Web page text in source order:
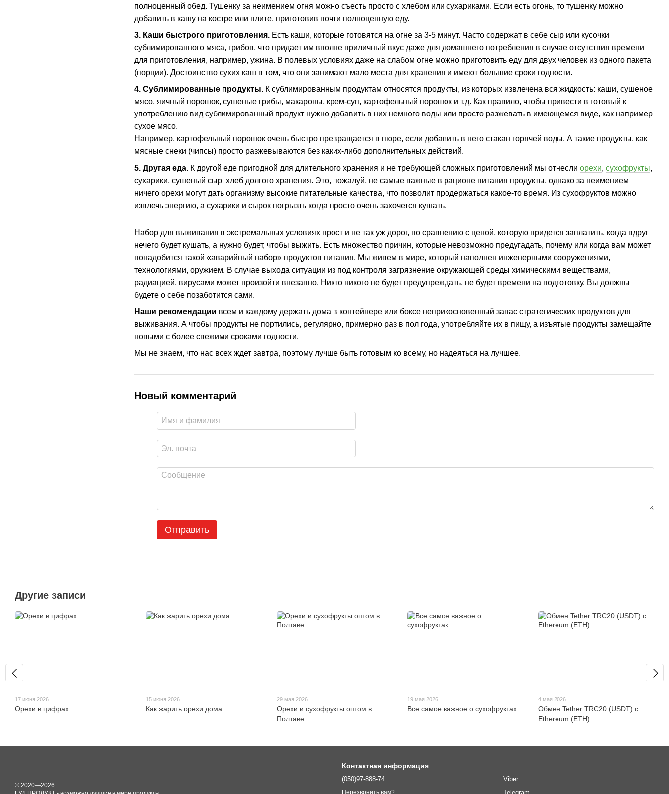
полноценный обед. Тушенку за неимением огня можно съесть просто с хлебом или сухариками. Если есть огонь, то тушенку можно
добавить в кашу на костре или плите, приготовив почти полноценную еду.
3. Каши быстрого приготовления. Есть каши, которые готовятся на огне за 3-5 минут. Часто содержат в себе сыр или кусочки
сублимированного мяса, грибов, что придает им вполне приличный вкус даже для домашнего потребления в случае отсутствия времени
для приготовления, например, ужина. В полевых условиях даже на слабом огне можно приготовить еду для двух человек из одного пакета
(порции). Достоинство сухих каш в том, что они занимают мало места для хранения и имеют большие сроки годности.
4. Сублимированные продукты. К сублимированным продуктам относятся продукты, из которых извлечена вся жидкость: каши, сушеное
мясо, яичный порошок, сушеные грибы, макароны, крем-суп, картофельный порошок и т.д. Как правило, чтобы привести в готовый к
употреблению вид сублимированный продукт нужно добавить в них немного воды или просто разжевать в имеющемся виде, как например
сухое мясо.
Например, картофельный порошок очень быстро превращается в пюре, если добавить в него стакан горячей воды. А такие продукты, как
мясные снеки (чипсы) просто разжевываются без каких-либо дополнительных действий.
5. Другая еда. К другой еде пригодной для длительного хранения и не требующей сложных приготовлений мы отнесли орехи, сухофрукты,
сухарики, сушеный сыр, хлеб долгого хранения. Это, пожалуй, не самые важные в рационе питания продукты, однако за неимением
ничего орехи могут дать организму высокие питательные качества, что позволит продержаться какое-то время. Из сухофруктов можно
извлечь энергию, а сухарики и сырок погрызть когда просто очень захочется кушать.
Набор для выживания в экстремальных условиях прост и не так уж дорог, по сравнению с ценой, которую придется заплатить, когда вдруг
нечего будет кушать, а нужно будет, чтобы выжить. Есть множество причин, которые невозможно предугадать, почему или когда вам может
понадобится такой «аварийный набор» продуктов питания. Мы живем в мире, который наполнен инженерными сооружениями,
технологиями, оружием. В случае выхода ситуации из под контроля загрязнение окружающей среды химическими веществами,
радиацией, вирусами может произойти внезапно. Никто никого не будет предупреждать, не будет времени на подготовку. Вы должны
будете о себе позаботится сами.
Наши рекомендации всем и каждому держать дома в контейнере или боксе неприкосновенный запас стратегических продуктов для
выживания. А чтобы продукты не портились, регулярно, примерно раз в пол года, употребляйте их в пищу, а изъятые продукты замещайте
новыми с более свежими сроками годности.
Мы не знаем, что нас всех ждет завтра, поэтому лучше быть готовым ко всему, но надеяться на лучшее.
Новый комментарий
Отправить
Другие записи
17 июня 2026
Орехи в цифрах
15 июня 2026
Как жарить орехи дома
29 мая 2026
Орехи и сухофрукты оптом в
Полтаве
19 мая 2026
Все самое важное о сухофруктах
4 мая 2026
Обмен Tether TRC20 (USDT) с
Ethereum (ETH)
© 2020—2026
Контактная информация
(050)97-888-74
Перезвонить вам?
Viber
Telegram